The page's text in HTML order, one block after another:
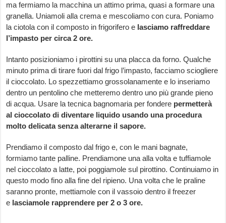
ma fermiamo la macchina un attimo prima, quasi a formare una
granella. Uniamoli alla crema e mescoliamo con cura. Poniamo
la ciotola con il composto in frigorifero e lasciamo raffreddare
l’impasto per circa 2 ore.
Intanto posizioniamo i pirottini su una placca da forno. Qualche
minuto prima di tirare fuori dal frigo l’impasto, facciamo sciogliere
il cioccolato. Lo spezzettiamo grossolanamente e lo inseriamo
dentro un pentolino che metteremo dentro uno più grande pieno
di acqua. Usare la tecnica bagnomaria per fondere permetterà
al cioccolato di diventare liquido usando una procedura
molto delicata senza alterarne il sapore.
Prendiamo il composto dal frigo e, con le mani bagnate,
formiamo tante palline. Prendiamone una alla volta e tuffiamole
nel cioccolato a latte, poi poggiamole sul pirottino. Continuiamo in
questo modo fino alla fine del ripieno. Una volta che le praline
saranno pronte, mettiamole con il vassoio dentro il freezer
e lasciamole rapprendere per 2 o 3 ore.